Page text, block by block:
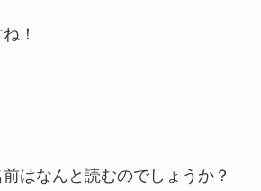
！
はなんと読むのでしょうか？